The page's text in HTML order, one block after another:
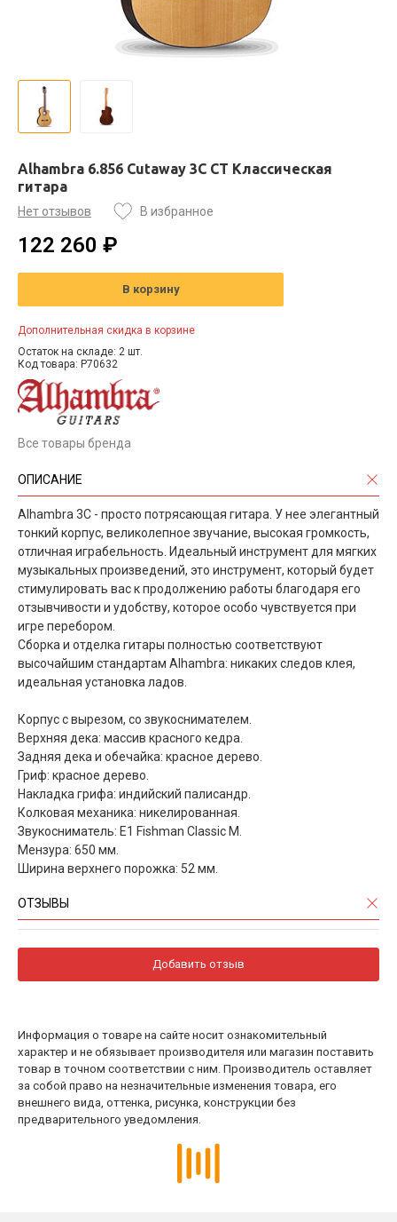
Alhambra 6.856 Cutaway 3C CT Классическая
гитара
Нет отзывов В избранное
122 260 ₽
В корзину
Дополнительная скидка в корзине
Остаток на складе: 2 шт.
Код товара: P70632
Все товары бренда
ОПИСАНИЕ
Alhambra 3C - просто потрясающая гитара. У нее элегантный
тонкий корпус, великолепное звучание, высокая громкость,
отличная играбельность. Идеальный инструмент для мягких
музыкальных произведений, это инструмент, который будет
стимулировать вас к продолжению работы благодаря его
отзывчивости и удобству, которое особо чувствуется при
игре перебором.
Сборка и отделка гитары полностью соответствуют
высочайшим стандартам Alhambra: никаких следов клея,
идеальная установка ладов.
Корпус с вырезом, со звукоснимателем.
Верхняя дека: массив красного кедра.
Задняя дека и обечайка: красное дерево.
Гриф: красное дерево.
Накладка грифа: индийский палисандр.
Колковая механика: никелированная.
Звукосниматель: E1 Fishman Classic M.
Мензура: 650 мм.
Ширина верхнего порожка: 52 мм.
ОТЗЫВЫ
Добавить отзыв
Информация о товаре на сайте носит ознакомительный
характер и не обязывает производителя или магазин поставить
товар в точном соответствии с ним. Производитель оставляет
за собой право на незначительные изменения товара, его
внешнего вида, оттенка, рисунка, конструкции без
предварительного уведомления.